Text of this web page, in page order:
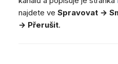
najdete ve Spravovat →
→ Přerušit.